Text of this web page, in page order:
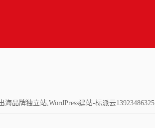
牌独立站,WordPress建站-标派云13923486325